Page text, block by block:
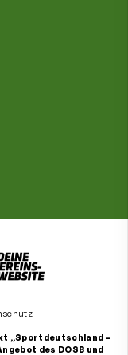
„Sportdeutschland –
des DOSB und